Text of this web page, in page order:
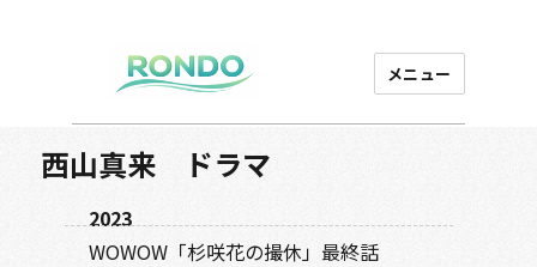
ロンド
芸能プロダクション
メニュー
西山真来 ドラマ
2023
WOWOW「杉咲花の撮休」最終話